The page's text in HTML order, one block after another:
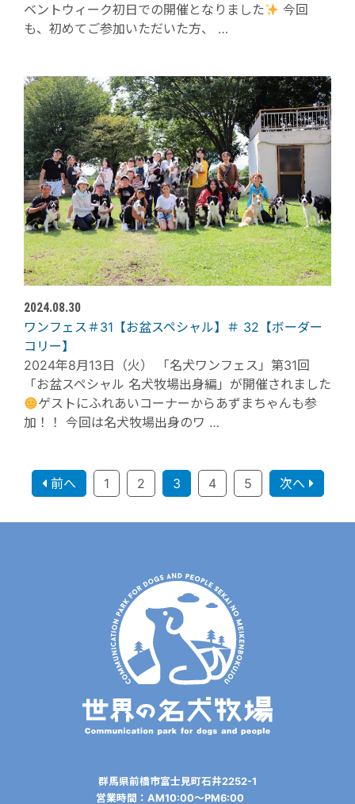
ベントウィーク初日での開催となりました
今回
も、初めてご参加いただいた方、 …
2024.08.30
ワンフェス＃31【お盆スペシャル】＃ 32【ボーダー
コリー】
2024年8月13日（火） 「名犬ワンフェス」第31回
「お盆スペシャル 名犬牧場出身編」が開催されました
ゲストにふれあいコーナーからあずまちゃんも参
加！！ 今回は名犬牧場出身のワ …
前へ 1 2 3 4 5 次へ
群⾺県前橋市富⼠⾒町⽯井2252-1
営業時間：AM10:00〜PM6:00